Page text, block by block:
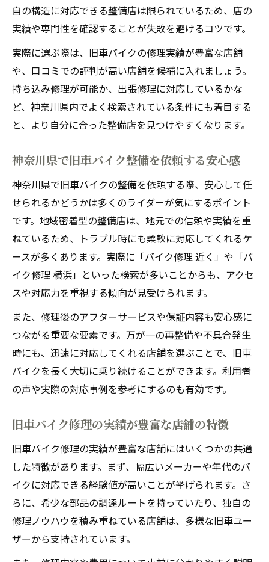
自の構造に対応できる整備店は限られているため、店の
実績や専門性を確認することが失敗を避けるコツです。
実際に選ぶ際は、旧車バイクの修理実績が豊富な店舗
や、口コミでの評判が高い店舗を候補に入れましょう。
持ち込み修理が可能か、出張修理に対応しているかな
ど、神奈川県内でよく検索されている条件にも着目する
と、より自分に合った整備店を見つけやすくなります。
神奈川県で旧車バイク整備を依頼する安心感
神奈川県で旧車バイクの整備を依頼する際、安心して任
せられるかどうかは多くのライダーが気にするポイント
です。地域密着型の整備店は、地元での信頼や実績を重
ねているため、トラブル時にも柔軟に対応してくれるケ
ースが多くあります。実際に「バイク修理 近く」や「バ
イク修理 横浜」といった検索が多いことからも、アクセ
スや対応力を重視する傾向が見受けられます。
また、修理後のアフターサービスや保証内容も安心感に
つながる重要な要素です。万が一の再整備や不具合発生
時にも、迅速に対応してくれる店舗を選ぶことで、旧車
バイクを長く大切に乗り続けることができます。利用者
の声や実際の対応事例を参考にするのも有効です。
旧車バイク修理の実績が豊富な店舗の特徴
旧車バイク修理の実績が豊富な店舗にはいくつかの共通
した特徴があります。まず、幅広いメーカーや年代のバ
イクに対応できる経験値が高いことが挙げられます。さ
らに、希少な部品の調達ルートを持っていたり、独自の
修理ノウハウを積み重ねている店舗は、多様な旧車ユー
ザーから支持されています。